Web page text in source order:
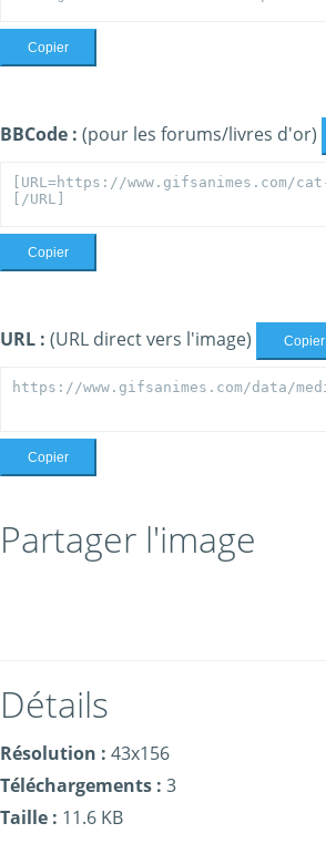
Copier
BBCode : (pour les forums/livres d'or)
Copier
URL : (URL direct vers l'image) Copier
Copier
Partager l'image
Détails
Résolution : 43x156
Téléchargements : 3
Taille : 11.6 KB